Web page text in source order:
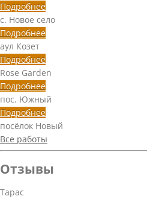
Подробнее
с. Новое село
Подробнее
аул Козет
Подробнее
Rose Garden
Подробнее
пос. Южный
Подробнее
посёлок Новый
Все работы
Отзывы
Тарас